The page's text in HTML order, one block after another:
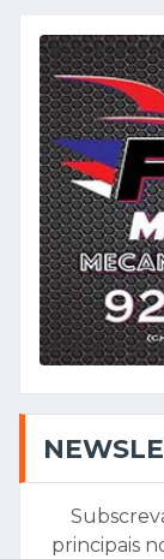
principais